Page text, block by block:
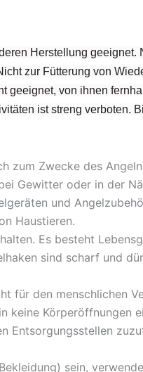
Herstellung
zur Fütterung von
geeignet, von ihnen
ist streng verboten.
zum Zwecke des
Gewitter oder in der
und
Haustieren.
Es besteht
sind scharf und
für den menschlichen
keine Körperöffnungen
Entsorgungsstellen
sein,